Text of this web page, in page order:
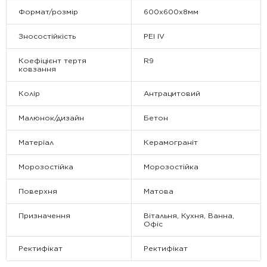
Формат/розмір 600х600х8мм
Зносостійкість PEI IV
Коефіцієнт тертя
ковзання
R9
Колір Антрацитовий
Малюнок/дизайн Бетон
Матеріал Керамограніт
Морозостійка Морозостійка
Поверхня Матова
Призначення
Вітальня, Кухня, Ванна,
Офіс
Ректифікат Ректифікат